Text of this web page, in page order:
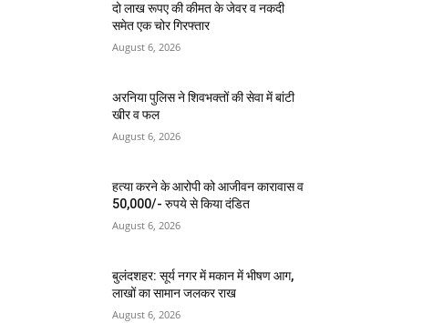
दो लाख रूपए की कीमत के जेवर व नकदी
समेत एक चोर गिरफ्तार
August 6, 2026
अरनिया पुलिस ने शिवभक्तों की सेवा में बांटी
खीर व फल
August 6, 2026
हत्या करने के आरोपी को आजीवन कारावास व
50,000/- रुपये से किया दंडित
August 6, 2026
बुलंदशहर: सूर्य नगर में मकान में भीषण आग,
लाखों का सामान जलकर राख
August 6, 2026